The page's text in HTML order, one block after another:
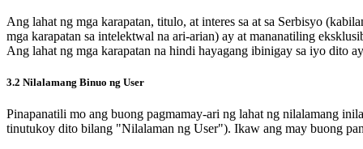
Ang lahat ng mga karapatan, titulo, at interes sa at sa Serbisyo
mga karapatan sa intelektwal na ari-arian) ay at mananatiling
Ang lahat ng mga karapatan na hindi hayagang ibinigay sa iyo dito
3.2 Nilalamang Binuo ng User
Pinapanatili mo ang buong pagmamay-ari ng lahat ng nilalamang
tinutukoy dito bilang "Nilalaman ng User"). Ikaw ang may buong